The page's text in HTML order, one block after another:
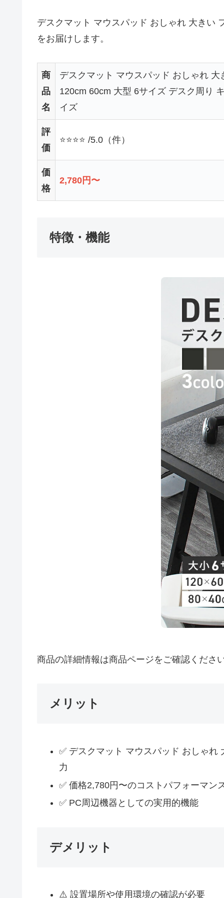
デスクマット マウスパッド おしゃれ 大きい
をお届けします。
商
品
名
デスクマット マウスパッド おしゃれ
120cm 60cm 大型 6サイズ デスク周り
イズ
評
価
⭐⭐⭐⭐ /5.0（件）
価
格
2,780円〜
特徴・機能
商品の詳細情報は商品ページをご確認くださ
メリット
✅ デスクマット マウスパッド おしゃ
力
✅ 価格2,780円〜のコストパフォーマン
✅ PC周辺機器としての実用的機能
デメリット
⚠️ 設置場所や使用環境の確認が必要